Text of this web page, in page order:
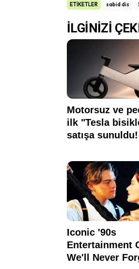
ETİKETLER sabid dis